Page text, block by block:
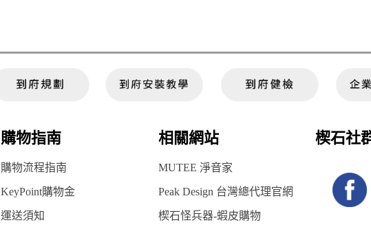
購物指南 相關網站 楔石社
購物流程指南 MUTEE 淨音家
KeyPoint購物金 Peak Design 台灣總代理官網
運送須知 楔石怪兵器-蝦皮購物